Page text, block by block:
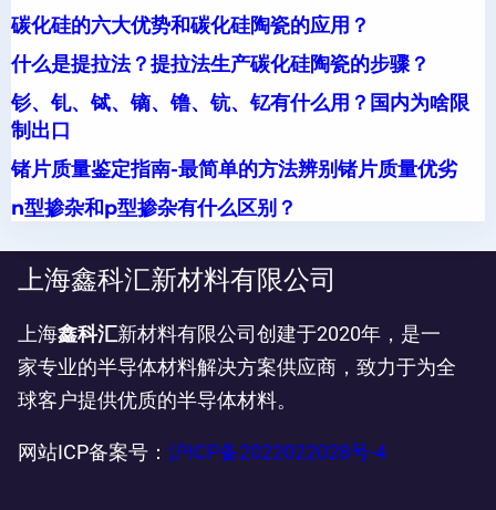
碳化硅的六大优势和碳化硅陶瓷的应用？
什么是提拉法？提拉法生产碳化硅陶瓷的步骤？
钐、钆、铽、镝、镥、钪、钇有什么用？国内为啥限
制出口
锗片质量鉴定指南-最简单的方法辨别锗片质量优劣
n型掺杂和p型掺杂有什么区别？
上海鑫科汇新材料有限公司
上海鑫科汇新材料有限公司创建于2020年，是一
家专业的半导体材料解决方案供应商，致力于为全
球客户提供优质的半导体材料。
网站ICP备案号： 沪ICP备2022022028号-4